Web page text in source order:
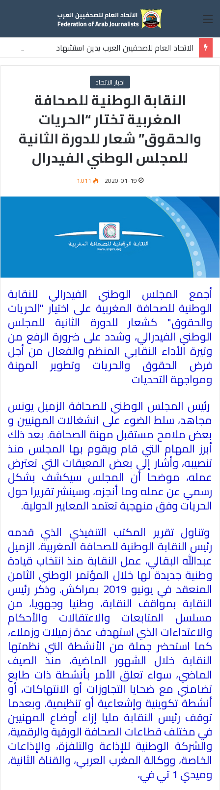
القائمة
الاتحاد العام للصحفيين العرب يدين استشهاد
ثلاثة صحفيين فلسطينيين باستهداف إسرائيلي وسط قطاع غزة
اخبار الاتحاد
النقابة الوطنية للصحافة
المغربية تختار “الحريات
والحقوق” شعار للدورة الثانية
للمجلس الوطني الفيدرال
2020-01-19 1٬011
أجمع المجلس الوطني الفيدرالي للنقابة
الوطنية للصحافة المغربية على اختيار "الحريات
والحقوق" كشعار للدورة الثانية للمجلس
الوطني الفيدرالي، وشدد على ضرورة الرفع من
وتيرة الأداء النقابي المنظم والفعال من أجل
فرض الحقوق والحريات وتطوير المهنة
ومواجهة التحديات
رئيس المجلس الوطني للصحافة الزميل يونس
مجاهد، سلط الضوء على انشغالات المهنيين و
بعض ملامح مستقبل مهنة الصحافة. بعد ذلك
أبرز المهام التي قام ويقوم بها المجلس منذ
تنصيبه، وأشار إلى بعض المعيقات التي تعترض
عمله، موضحا أن المجلس سيكشف بشكل
رسمي عن عمله وما أنجزه، وسينشر تقريرا حول
الحريات وفق منهجية تعتمد المعايير الدولية.
وتناول تقرير المكتب التنفيذي الذي قدمه
رئيس النقابة الوطنية للصحافة المغربية، الزميل
عبدالله البقالي، عمل النقابة منذ انتخاب قيادة
وطنية جديدة لها خلال المؤتمر الوطني الثامن
المنعقد في يونيو 2019 بمراكش. وذكر رئيس
النقابة بمواقف النقابة، وطنيا وجهويا، من
مسلسل المتابعات والاعتقالات والأحكام
والاعتداءات الذي استهدف عدة زميلات وزملاء،
كما استحضر جملة من الأنشطة التي نظمتها
النقابة خلال الشهور الماضية، منذ الصيف
الماضي، سواء تعلق الأمر بأنشطة ذات طابع
تضامني مع ضحايا التجاوزات أو الانتهاكات، أو
أنشطة تكوينية وإشعاعية أو تنظيمية. وبعدما
توقف رئيس النقابة مليا إزاء أوضاع المهنيين
في مختلف قطاعات الصحافة الورقية والرقمية،
والشركة الوطنية للإذاعة والتلفزة، والإذاعات
الخاصة، ووكالة المغرب العربي، والقناة الثانية،
وميدي 1 تي في،